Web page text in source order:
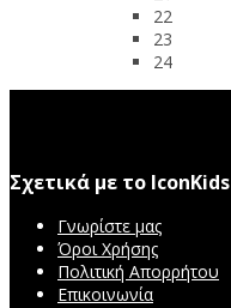
22
23
24
Σχετικά με το IconKids
Γνωρίστε μας
Όροι Χρήσης
Πολιτική Απορρήτου
Επικοινωνία